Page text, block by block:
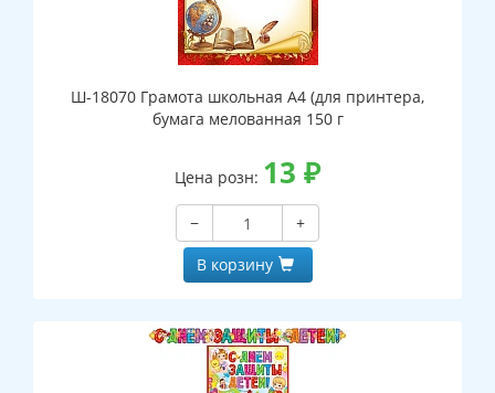
Ш-18070 Грамота школьная А4 (для принтера,
бумага мелованная 150 г
Цена розн: 13 ₽
−
+
В корзину